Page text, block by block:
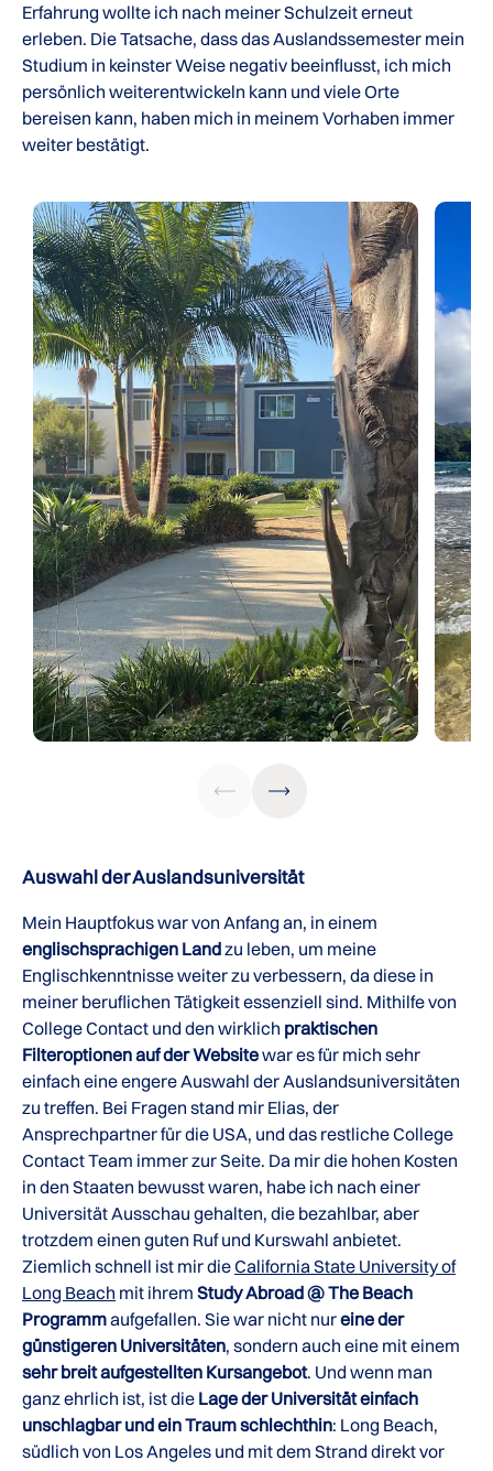
Erfahrung wollte ich nach meiner Schulzeit erneut
erleben. Die Tatsache, dass das Auslandssemester mein
Studium in keinster Weise negativ beeinflusst, ich mich
persönlich weiterentwickeln kann und viele Orte
bereisen kann, haben mich in meinem Vorhaben immer
weiter bestätigt.
Auswahl der Auslandsuniversität
Mein Hauptfokus war von Anfang an, in einem
englischsprachigen Landzu leben, um meine
Englischkenntnisse weiter zu verbessern, da diese in
meiner beruflichen Tätigkeit essenziell sind. Mithilfe von
College Contact und den wirklich praktischen
Filteroptionen auf der Websitewar es für mich sehr
einfach eine engere Auswahl der Auslandsuniversitäten
zu treffen. Bei Fragen stand mir Elias, der
Ansprechpartner für die USA, und das restliche College
Contact Team immer zur Seite. Da mir die hohen Kosten
in den Staaten bewusst waren, habe ich nach einer
Universität Ausschau gehalten, die bezahlbar, aber
trotzdem einen guten Ruf und Kurswahl anbietet.
Ziemlich schnell ist mir dieCalifornia State University of
Long Beach mit ihrem Study Abroad @ The Beach
Programmaufgefallen. Sie war nicht nureine der
günstigeren Universitäten, sondern auch eine mit einem
sehr breit aufgestellten Kursangebot. Und wenn man
ganz ehrlich ist, ist die Lage der Universität einfach
unschlagbar und ein Traum schlechthin: Long Beach,
südlich von Los Angeles und mit dem Strand direkt vor